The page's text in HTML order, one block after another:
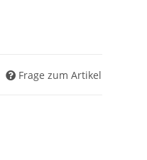
Frage zum Artikel